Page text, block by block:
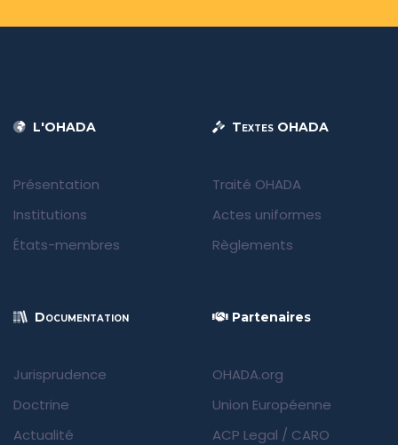
L'OHADA
Présentation
Institutions
États-membres
Textes OHADA
Traité OHADA
Actes uniformes
Règlements
Documentation
Jurisprudence
Doctrine
Actualité
Partenaires
OHADA.org
Union Européenne
ACP Legal / CARO